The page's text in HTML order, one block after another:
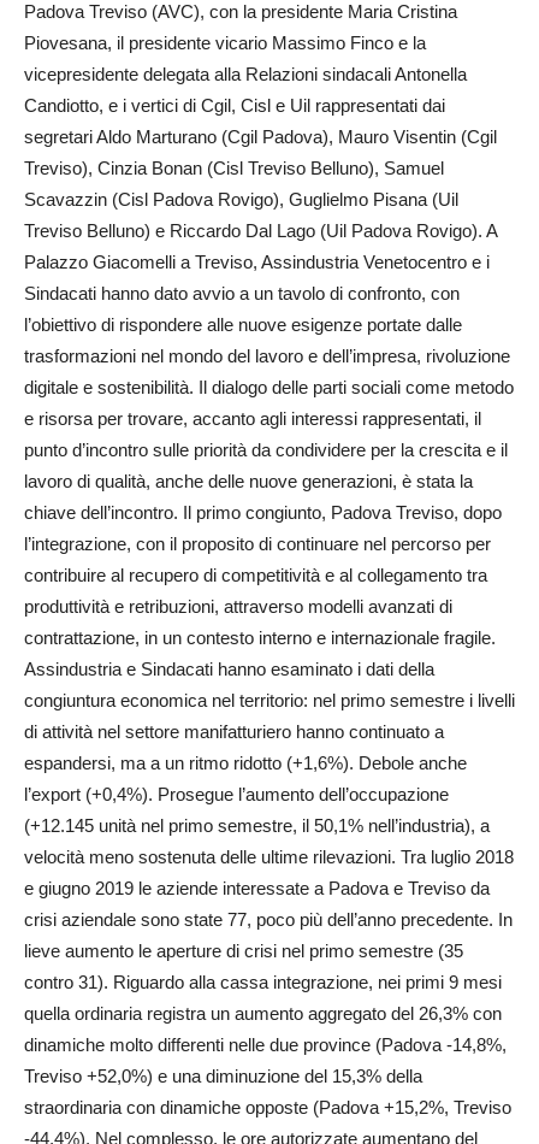
Padova Treviso (AVC), con la presidente Maria Cristina
Piovesana, il presidente vicario Massimo Finco e la
vicepresidente delegata alla Relazioni sindacali Antonella
Candiotto, e i vertici di Cgil, Cisl e Uil rappresentati dai
segretari Aldo Marturano (Cgil Padova), Mauro Visentin (Cgil
Treviso), Cinzia Bonan (Cisl Treviso Belluno), Samuel
Scavazzin (Cisl Padova Rovigo), Guglielmo Pisana (Uil
Treviso Belluno) e Riccardo Dal Lago (Uil Padova Rovigo). A
Palazzo Gia­comelli a Treviso, As­sin­dustria Venetocentro e i
Sin­dacati hanno dato avvio a un tavolo di confronto, con
l’obiettivo di rispondere alle nuove esigenze portate dalle
trasformazioni nel mondo del lavoro e dell’impresa, rivoluzione
digitale e sostenibilità. Il dialogo delle parti sociali come metodo
e risorsa per trovare, accanto agli interessi rappresentati, il
punto d’incontro sulle priorità da condividere per la crescita e il
lavoro di qualità, anche delle nuove generazioni, è stata la
chiave dell’incontro. Il primo congiunto, Padova Treviso, dopo
l’integrazione, con il proposito di continuare nel percorso per
contribuire al recupero di competitività e al collegamento tra
produttività e retribuzioni, attraverso modelli avanzati di
contrattazione, in un contesto interno e internazionale fragile.
Assin­dustria e Sindacati hanno esaminato i dati della
congiuntura economica nel territorio: nel primo semestre i livelli
di attività nel settore manifatturiero hanno continuato a
espandersi, ma a un ritmo ridotto (+1,6%). Debole anche
l’export (+0,4%). Pro­segue l’aumento dell’occupazione
(+12.145 unità nel primo semestre, il 50,1% nell’industria), a
velocità meno sostenuta delle ultime rilevazioni. Tra luglio 2018
e giugno 2019 le aziende interessate a Padova e Treviso da
crisi aziendale sono state 77, poco più dell’anno precedente. In
lieve aumento le aperture di crisi nel primo semestre (35
contro 31). Riguardo alla cassa integrazione, nei primi 9 mesi
quella ordinaria registra un aumento aggregato del 26,3% con
dinamiche molto differenti nelle due province (Padova -14,8%,
Treviso +52,0%) e una diminuzione del 15,3% della
straordinaria con dinamiche opposte (Padova +15,2%, Treviso
-44,4%). Nel complesso, le ore autorizzate aumentano del